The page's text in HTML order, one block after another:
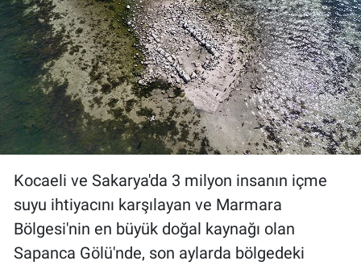
Kocaeli ve Sakarya'da 3 milyon insanın içme
suyu ihtiyacını karşılayan ve Marmara
Bölgesi'nin en büyük doğal kaynağı olan
Sapanca Gölü'nde, son aylarda bölgedeki
Gündem Özel
Günün görüntüsü
Haber
Kimdir
Koronavirüs